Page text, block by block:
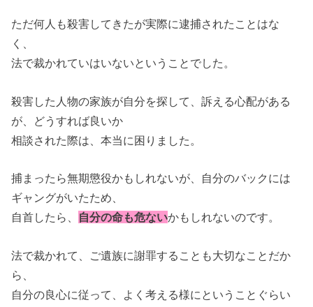
ただ何人も殺害してきたが実際に逮捕されたことはな
く、
法で裁かれていはいないということでした。
殺害した人物の家族が自分を探して、訴える心配がある
が、どうすれば良いか
相談された際は、本当に困りました。
捕まったら無期懲役かもしれないが、自分のバックには
ギャングがいたため、
自首したら、 自分の命も危ないかもしれないのです。
法で裁かれて、ご遺族に謝罪することも大切なことだか
ら、
自分の良心に従って、よく考える様にということぐらい